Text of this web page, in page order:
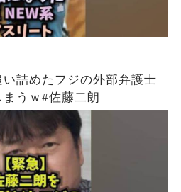
い詰めたフジの外部弁護士
うｗ#佐藤二朗